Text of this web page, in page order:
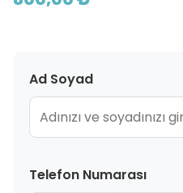
Ad Soyad
Telefon Numarası